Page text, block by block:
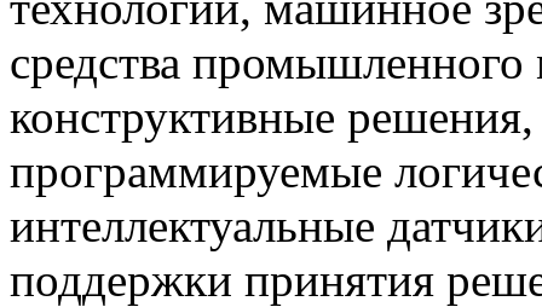
средства
конструктивные
программируемые
интеллектуальные
поддержки принятия